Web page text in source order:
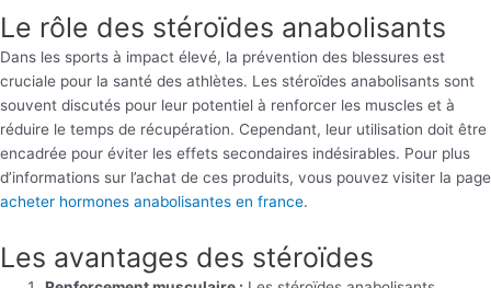
Le rôle des stéroïdes anabolisants
Dans les sports à impact élevé, la prévention des blessures est
cruciale pour la santé des athlètes. Les stéroïdes anabolisants sont
souvent discutés pour leur potentiel à renforcer les muscles et à
réduire le temps de récupération. Cependant, leur utilisation doit être
encadrée pour éviter les effets secondaires indésirables. Pour plus
d’informations sur l’achat de ces produits, vous pouvez visiter la page
acheter hormones anabolisantes en france.
Les avantages des stéroïdes